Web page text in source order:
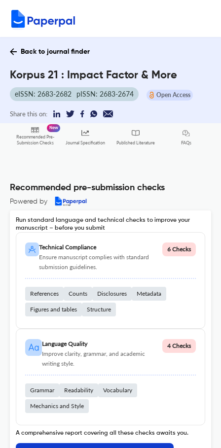
Back to journal finder
Korpus 21 : Impact Factor & More
eISSN: 2683-2682 pISSN: 2683-2674 Open Access
Share this on:
Recommended Pre-
Submission Checks
New
Journal Specification Published Literature FAQs
Recommended pre-submission checks
Powered by
Run standard language and technical checks to improve your
manuscript – before you submit
Technical Compliance
Ensure manuscript complies with standard
submission guidelines.
6 Checks
References Counts Disclosures Metadata
Figures and tables Structure
Language Quality
Improve clarity, grammar, and academic
writing style.
4 Checks
Grammar Readability Vocabulary
Mechanics and Style
A comprehensive report covering all these checks awaits you.